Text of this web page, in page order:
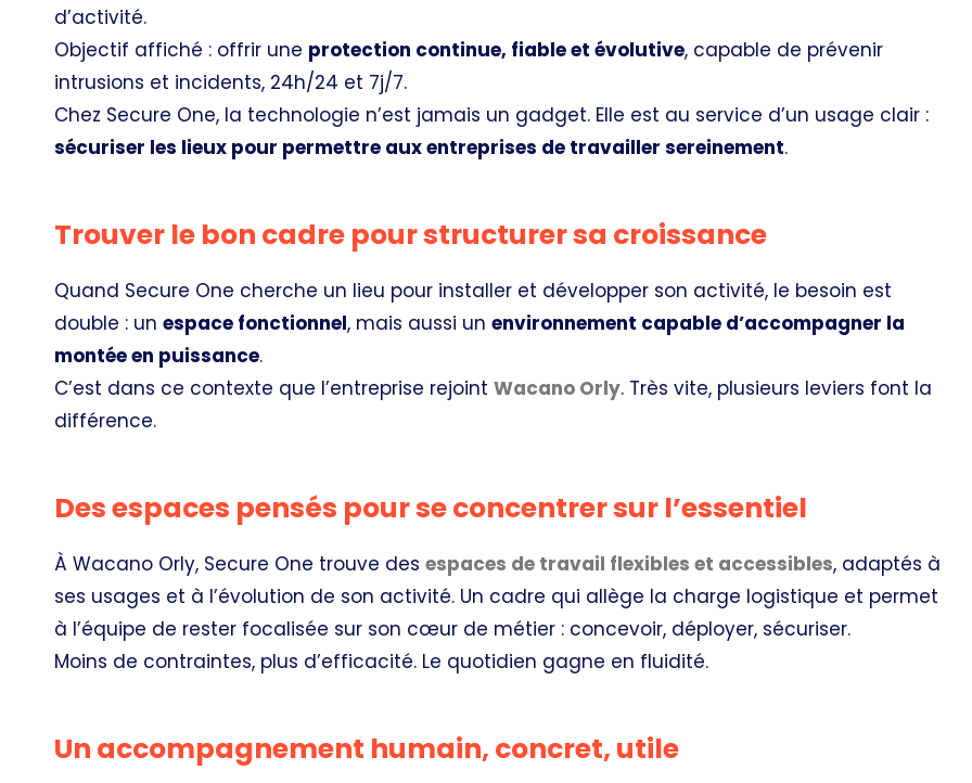
d’activité.
Objectif affiché : offrir une protection continue, fiable et évolutive, capable de prévenir
intrusions et incidents, 24h/24 et 7j/7.
Chez Secure One, la technologie n’est jamais un gadget. Elle est au service d’un usage clair :
sécuriser les lieux pour permettre aux entreprises de travailler sereinement.
Trouver le bon cadre pour structurer sa croissance
Quand Secure One cherche un lieu pour installer et développer son activité, le besoin est
double : un espace fonctionnel, mais aussi un environnement capable d’accompagner la
montée en puissance.
C’est dans ce contexte que l’entreprise rejoint Wacano Orly. Très vite, plusieurs leviers font la
différence.
Des espaces pensés pour se concentrer sur l’essentiel
À Wacano Orly, Secure One trouve des espaces de travail flexibles et accessibles, adaptés à
ses usages et à l’évolution de son activité. Un cadre qui allège la charge logistique et permet
à l’équipe de rester focalisée sur son cœur de métier : concevoir, déployer, sécuriser.
Moins de contraintes, plus d’efficacité. Le quotidien gagne en fluidité.
Un accompagnement humain, concret, utile